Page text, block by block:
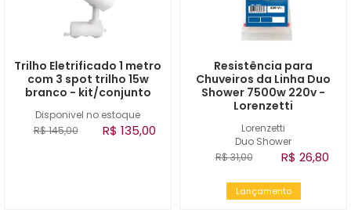
Disponivel no estoque
Trilho Eletrificado 1 metro
com 3 spot trilho 15w
branco - kit/conjunto
R$ 145,00 R$ 135,00
Lorenzetti
Duo Shower
Resistência para
Chuveiros da Linha Duo
Shower 7500w 220v -
Lorenzetti
R$ 31,00 R$ 26,80
Lançamento